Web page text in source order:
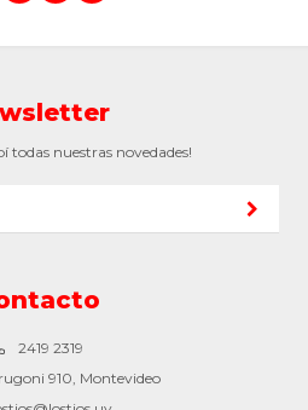
2419 2319
910, Montevideo
todas nuestras novedades!